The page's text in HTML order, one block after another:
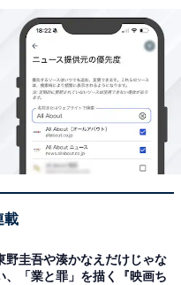
載
野圭吾や湊かなえだけじゃな
、「業と罪」を描く『映画ち